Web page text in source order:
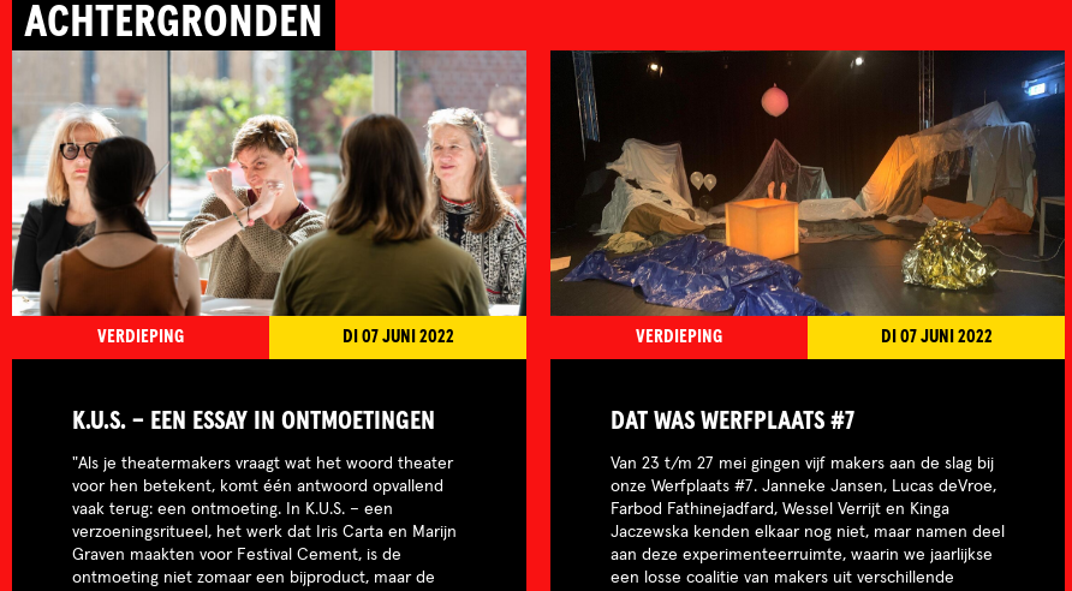
ACHTERGRONDEN
VERDIEPING DI 07 JUNI 2022
K.U.S. – EEN ESSAY IN ONTMOETINGEN
"Als je theatermakers vraagt wat het woord theater
voor hen betekent, komt één antwoord opvallend
vaak terug: een ontmoeting. In K.U.S. – een
verzoeningsritueel, het werk dat Iris Carta en Marijn
Graven maakten voor Festival Cement, is de
ontmoeting niet zomaar een bijproduct, maar de
VERDIEPING DI 07 JUNI 2022
DAT WAS WERFPLAATS #7
Van 23 t/m 27 mei gingen vijf makers aan de slag bij
onze Werfplaats #7. Janneke Jansen, Lucas deVroe,
Farbod Fathinejadfard, Wessel Verrijt en Kinga
Jaczewska kenden elkaar nog niet, maar namen deel
aan deze experimenteerruimte, waarin we jaarlijkse
een losse coalitie van makers uit verschillende